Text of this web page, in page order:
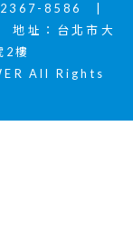
2367-8586 |
址：台北市大
2樓
All Rights